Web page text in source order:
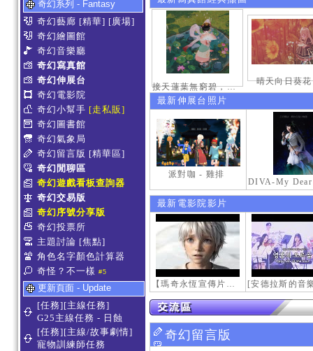
奇幻系列 - Fantasy
奇幻藝廊 [精華] [廣場]
奇幻繪圖館
奇幻音樂廳
奇幻寫真館
奇幻伸展台
奇幻電影院
奇幻小幫手 [走私販]
奇幻圖書館
奇幻氣象局
奇幻留言版 [精華區]
奇幻閒聊區
奇幻遊戲看板查詢器
奇幻交易版
奇幻序號分享版
奇幻投票所
主題討論 [焦點]
角色名字顏色計算器
奇怪？不一樣 #5
更新頁面 - Update
[任務][主線任務]
G25主線任務 - 日蝕
[任務][主線/故事劇情]
寵物訓練師任務
接天蓮葉無窮碧，映日荷花別樣紅。
晴天向日葵
最新伸展台照片
派對咖 - 雞排
最新電影院影片
【瑪奇永恆宣傳片】最初的感動
奇幻留言版